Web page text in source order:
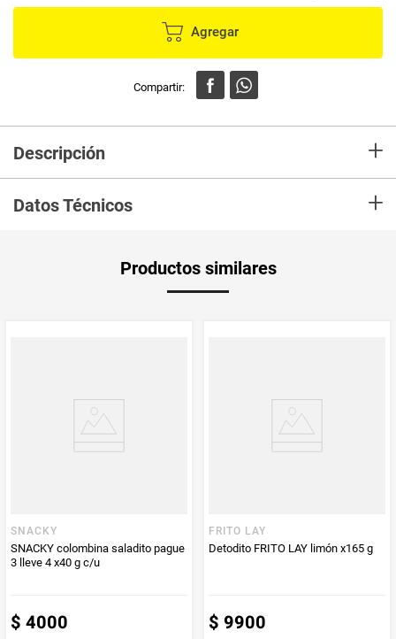
Agregar
Descripción +
Datos Técnicos +
PUM - Unidad
de Medida
Productos similares
SNACKY
SNACKY colombina saladito pague
3 lleve 4 x40 g c/u
$ 4000
FRITO LAY
Detodito FRITO LAY limón x165 g
$ 9900